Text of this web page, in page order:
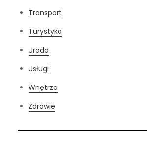
Transport
Turystyka
Uroda
Usługi
Wnętrza
Zdrowie